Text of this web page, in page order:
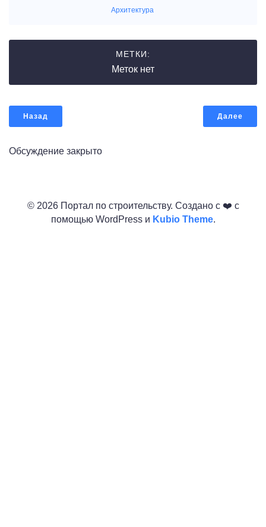
Архитектура
МЕТКИ:
Меток нет
Назад Далее
Обсуждение закрыто
© 2026 Портал по строительству. Создано с ❤️ с
помощью WordPress и Kubio Theme.